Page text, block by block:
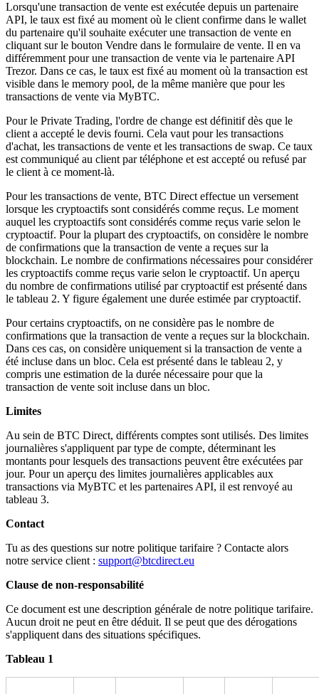
Lorsqu'une transaction de vente est exécutée depuis un partenaire
API, le taux est fixé au moment où le client confirme dans le wallet
du partenaire qu'il souhaite exécuter une transaction de vente en
cliquant sur le bouton Vendre dans le formulaire de vente. Il en va
différemment pour une transaction de vente via le partenaire API
Trezor. Dans ce cas, le taux est fixé au moment où la transaction est
visible dans le memory pool, de la même manière que pour les
transactions de vente via MyBTC.
Pour le Private Trading, l'ordre de change est définitif dès que le
client a accepté le devis fourni. Cela vaut pour les transactions
d'achat, les transactions de vente et les transactions de swap. Ce taux
est communiqué au client par téléphone et est accepté ou refusé par
le client à ce moment-là.
Pour les transactions de vente, BTC Direct effectue un versement
lorsque les cryptoactifs sont considérés comme reçus. Le moment
auquel les cryptoactifs sont considérés comme reçus varie selon le
cryptoactif. Pour la plupart des cryptoactifs, on considère le nombre
de confirmations que la transaction de vente a reçues sur la
blockchain. Le nombre de confirmations nécessaires pour considérer
les cryptoactifs comme reçus varie selon le cryptoactif. Un aperçu
du nombre de confirmations utilisé par cryptoactif est présenté dans
le tableau 2. Y figure également une durée estimée par cryptoactif.
Pour certains cryptoactifs, on ne considère pas le nombre de
confirmations que la transaction de vente a reçues sur la blockchain.
Dans ces cas, on considère uniquement si la transaction de vente a
été incluse dans un bloc. Cela est présenté dans le tableau 2, y
compris une estimation de la durée nécessaire pour que la
transaction de vente soit incluse dans un bloc.
Limites
Au sein de BTC Direct, différents comptes sont utilisés. Des limites
journalières s'appliquent par type de compte, déterminant les
montants pour lesquels des transactions peuvent être exécutées par
jour. Pour un aperçu des limites journalières applicables aux
transactions via MyBTC et les partenaires API, il est renvoyé au
tableau 3.
Contact
Tu as des questions sur notre politique tarifaire ? Contacte alors
notre service client : support@btcdirect.eu
Clause de non-responsabilité
Ce document est une description générale de notre politique tarifaire.
Aucun droit ne peut en être déduit. Il se peut que des dérogations
s'appliquent dans des situations spécifiques.
Tableau 1